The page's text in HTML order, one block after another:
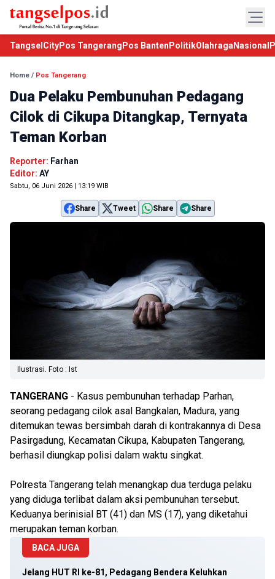
TangselCityPos Tangerang Pos Banten PolitikOlahraga Nasional
Home / Pos Tangerang
Dua Pelaku Pembunuhan Pedagang
Cilok di Cikupa Ditangkap, Ternyata
Teman Korban
Reporter: Farhan
Editor: AY
Sabtu, 06 Juni 2026 | 13:19 WIB
Share Tweet Share Share
Ilustrasi. Foto : Ist
TANGERANG - Kasus pembunuhan terhadap Parhan,
seorang pedagang cilok asal Bangkalan, Madura, yang
ditemukan tewas bersimbah darah di kontrakannya di Desa
Pasirgadung, Kecamatan Cikupa, Kabupaten Tangerang,
berhasil diungkap polisi dalam waktu singkat.
Polresta Tangerang telah menangkap dua terduga pelaku
yang diduga terlibat dalam aksi pembunuhan tersebut.
Keduanya berinisial BT (41) dan MS (17), yang diketahui
merupakan teman korban.
BACA JUGA
Jelang HUT RI ke-81, Pedagang Bendera Keluhkan